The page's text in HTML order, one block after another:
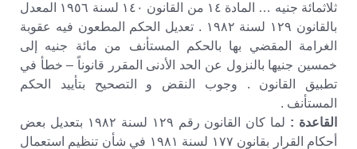
ثلاثمائة جنيه … المادة ١٤ من القانون ١٤٠ لسنة ١٩٥٦ المعدل
بالقانون ١٢٩ لسنة ١٩٨٢ . تعديل الحكم المطعون فيه عقوبة
الغرامة المقضي بها بالحكم المستأنف من مائة جنيه إلى
خمسين جنيها بالنزول عن الحد الأدنى المقرر قانوناً – خطأ في
تطبيق القانون . وجوب النقض و التصحيح بتأييد الحكم
المستأنف .
القاعدة :
لما كان القانون رقم ١٢٩ لسنة ١٩٨٢ بتعديل بعض
أحكام القرار بقانون ١٧٧ لسنة ١٩٨١ في شأن تنظيم استعمال